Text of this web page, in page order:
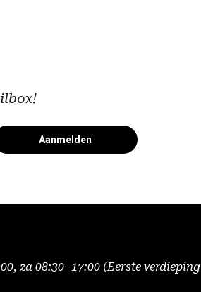
Aanmelden
za 08:30–17:00 (Eerste verdieping